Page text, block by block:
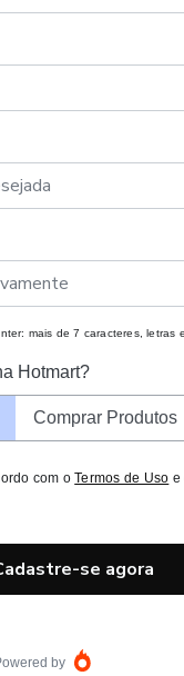
mais de 7 caracteres, letras
Hotmart?
Comprar Produtos
com oTermos de Uso e
se agora
by